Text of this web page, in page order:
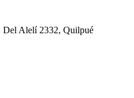
Del Alelí 2332, Quilpué